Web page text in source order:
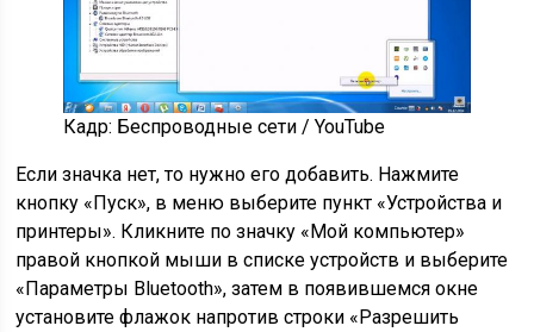
Кадр: Беспроводные сети / YouTube
Если значка нет, то нужно его добавить. Нажмите
кнопку «Пуск», в меню выберите пункт «Устройства и
принтеры». Кликните по значку «Мой компьютер»
правой кнопкой мыши в списке устройств и выберите
«Параметры Bluetooth», затем в появившемся окне
установите флажок напротив строки «Разрешить